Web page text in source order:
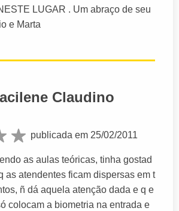
LUGAR . Um abraço de seu
e Marta
Claudino
publicada em 25/02/2011
as aulas teóricas, tinha gostad
as atendentes ficam dispersas em t
ñ dá aquela atenção dada e q e
colocam a biometria na entrada e